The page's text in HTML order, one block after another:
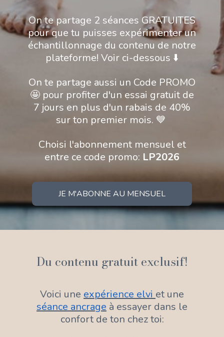
On te partage 2 séances GRATUITES
pour que tu puisses expérimenter un
échantillonnage du contenu de notre
plateforme! Voir ci-dessous ⬇️
On te partage aussi un Code PROMO
🤩 pour profiter d'un essai gratuit de
7 jours en plus d'un rabais de 40%
sur ton premier mois. 💙
Choisi l'abonnement mensuel et
entre ce code promo: LP2026
JE M'ABONNE AU MENSUEL
Du contenu gratuit exclusif!
Voici une expérience elvi et une
séance ancrage à essayer dans le
confort de ton chez toi: